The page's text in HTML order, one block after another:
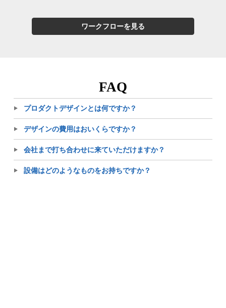
ワークフローを見る
FAQ
プロダクトデザインとは何ですか？
デザインの費用はおいくらですか？
会社まで打ち合わせに来ていただけますか？
設備はどのようなものをお持ちですか？